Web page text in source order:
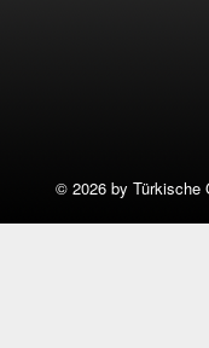
© 2026 by Türkische